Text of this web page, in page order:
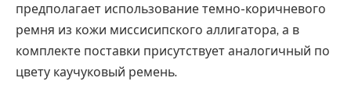
предполагает использование темно-коричневого
ремня из кожи миссисипского аллигатора, а в
комплекте поставки присутствует аналогичный по
цвету каучуковый ремень.